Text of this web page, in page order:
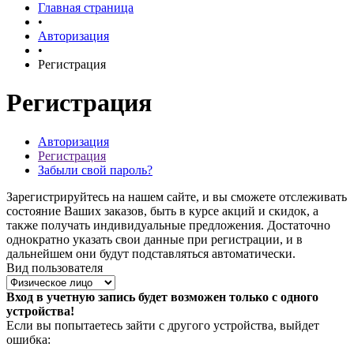
Главная страница
•
Авторизация
•
Регистрация
Регистрация
Авторизация
Регистрация
Забыли свой пароль?
Зарегистрируйтесь на нашем сайте, и вы сможете отслеживать
состояние Ваших заказов, быть в курсе акций и скидок, а
также получать индивидуальные предложения. Достаточно
однократно указать свои данные при регистрации, и в
дальнейшем они будут подставляться автоматически.
Вид пользователя
Вход в учетную запись будет возможен только с одного
устройства!
Если вы попытаетесь зайти с другого устройства, выйдет
ошибка: